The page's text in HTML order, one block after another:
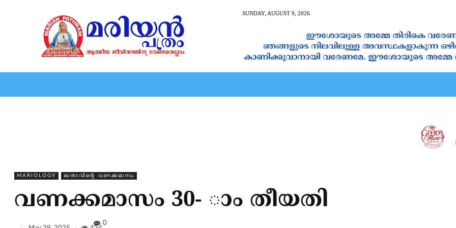
SUNDAY, AUGUST 9, 2026
MARIOLOGY മാതാവിന്റെ വണക്കമാസം
വണക്കമാസം 30- ാം തീയതി
0